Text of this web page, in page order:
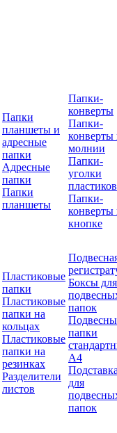
Папки
планшеты и
адресные
папки
Адресные
папки
Папки
планшеты
Папки-
конверты
Папки-
конверты
молнии
Папки-
уголки
Папки-
конверты
кнопке
Пластиковые
папки
Пластиковые
папки на
кольцах
Пластиковые
папки на
резинках
Разделители
листов
Боксы для
папок
папки
А4
для
папок